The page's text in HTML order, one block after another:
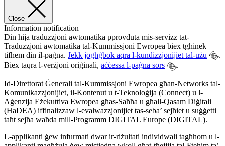
Close
Information notification
Din hija traduzzjoni awtomatika pprovduta mis-servizz tat-
Traduzzjoni awtomatika tal-Kummissjoni Ewropea biex tgħinek
tifhem din il-paġna. Jekk jogħġbok aqra l-kundizzjonijiet tal-użu
.
Biex taqra l-verżjoni oriġinali, aċċessa l-paġna sors .
Id-Direttorat Ġenerali tal-Kummissjoni Ewropea għan-Networks tal-
Komunikazzjonijiet, il-Kontenut u t-Teknoloġija (Connect) u l-
Aġenzija Eżekuttiva Ewropea għas-Saħħa u għall-Qasam Diġitali
(HaDEA) iffinalizzaw l-evalwazzjonijiet tas-seba’ sejħiet u suġġetti
taħt sejħa waħda mill-Programm DIGITAL Europe (DIGITAL).
L-applikanti ġew infurmati dwar ir-riżultati individwali tagħhom u l-